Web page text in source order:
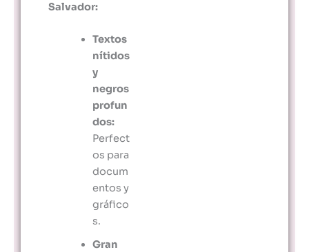
Salvador:
Textos
nítidos
y
negros
profun
dos:
Perfect
os para
docum
entos y
gráfico
s.
Gran